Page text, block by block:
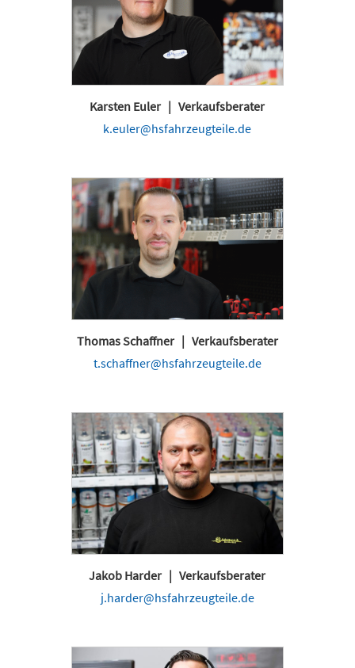
Karsten Euler | Verkaufsberater
k.euler@hsfahrzeugteile.de
Thomas Schaffner | Verkaufsberater
t.schaffner@hsfahrzeugteile.de
Jakob Harder | Verkaufsberater
j.harder@hsfahrzeugteile.de